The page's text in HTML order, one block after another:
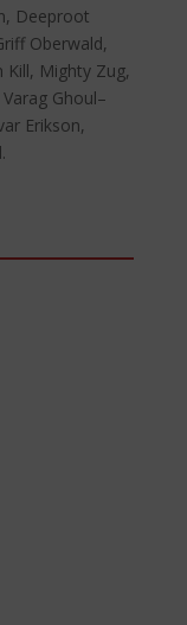
Deeproot
Oberwald,
Mighty Zug,
Ghoul–
Erikson,